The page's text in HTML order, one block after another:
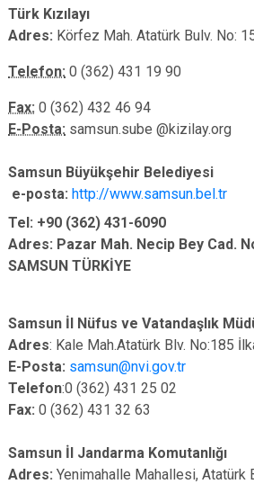
Türk Kızılayı
Adres: Körfez Mah. Atatürk Bulv. No:
Telefon: 0 (362) 431 19 90
Fax: 0 (362) 432 46 94
E-Posta: samsun.sube @kizilay.org
Samsun Büyükşehir Belediyesi
e-posta: http://www.samsun.bel.tr
Tel: +90 (362) 431-6090
Adres: Pazar Mah. Necip Bey Cad.
SAMSUN TÜRKİYE
Samsun İl Nüfus ve Vatandaşlık
Adres: Kale Mah.Atatürk Blv. No:185
E-Posta: samsun@nvi.gov.tr
Telefon:0 (362) 431 25 02
Fax: 0 (362) 431 32 63
Samsun İl Jandarma Komutanlığı
Adres: Yenimahalle Mahallesi, Atatürk